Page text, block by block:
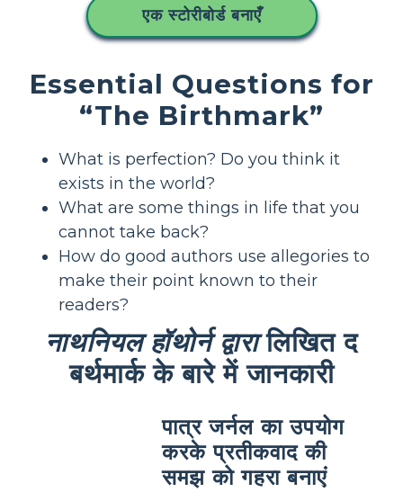
एक स्टोरीबोर्ड बनाएँ
Essential Questions for
“The Birthmark”
What is perfection? Do you think it
exists in the world?
What are some things in life that you
cannot take back?
How do good authors use allegories to
make their point known to their
readers?
नाथनियल हॉथोर्न द्वारालिखित द
बर्थमार्क के बारे में जानकारी
पात्र जर्नल का उपयोग
करके प्रतीकवाद की
समझ को गहरा बनाएं